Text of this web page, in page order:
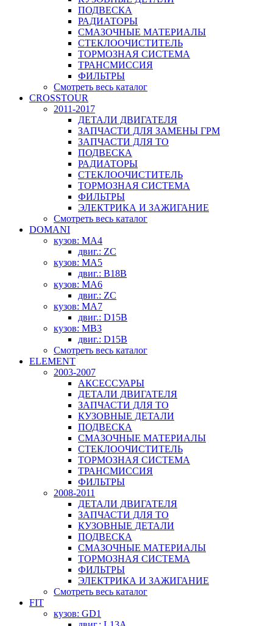
ПОДВЕСКА
РАДИАТОРЫ
СМАЗОЧНЫЕ МАТЕРИАЛЫ
СТЕКЛООЧИСТИТЕЛЬ
ТОРМОЗНАЯ СИСТЕМА
ТРАНСМИССИЯ
ФИЛЬТРЫ
Смотреть весь каталог
CROSSTOUR
2011-2017
ДЕТАЛИ ДВИГАТЕЛЯ
ЗАПЧАСТИ ДЛЯ ЗАМЕНЫ ГРМ
ЗАПЧАСТИ ДЛЯ ТО
ПОДВЕСКА
РАДИАТОРЫ
СТЕКЛООЧИСТИТЕЛЬ
ТОРМОЗНАЯ СИСТЕМА
ФИЛЬТРЫ
ЭЛЕКТРИКА И ЗАЖИГАНИЕ
Смотреть весь каталог
DOMANI
кузов: MA4
двиг.: ZC
кузов: MA5
двиг.: B18B
кузов: MA6
двиг.: ZC
кузов: MA7
двиг.: D15B
кузов: MB3
двиг.: D15B
Смотреть весь каталог
ELEMENT
2003-2007
АКСЕССУАРЫ
ДЕТАЛИ ДВИГАТЕЛЯ
ЗАПЧАСТИ ДЛЯ ТО
КУЗОВНЫЕ ДЕТАЛИ
ПОДВЕСКА
СМАЗОЧНЫЕ МАТЕРИАЛЫ
СТЕКЛООЧИСТИТЕЛЬ
ТОРМОЗНАЯ СИСТЕМА
ТРАНСМИССИЯ
ФИЛЬТРЫ
2008-2011
ДЕТАЛИ ДВИГАТЕЛЯ
ЗАПЧАСТИ ДЛЯ ТО
КУЗОВНЫЕ ДЕТАЛИ
ПОДВЕСКА
СМАЗОЧНЫЕ МАТЕРИАЛЫ
ТОРМОЗНАЯ СИСТЕМА
ФИЛЬТРЫ
ЭЛЕКТРИКА И ЗАЖИГАНИЕ
Смотреть весь каталог
FIT
кузов: GD1